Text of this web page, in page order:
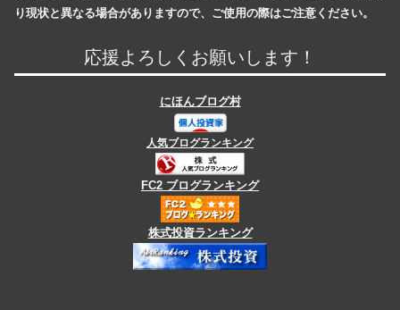
り現状と異なる場合がありますので、ご使用の際はご注意ください。
応援よろしくお願いします！
にほんブログ村
人気ブログランキング
FC2 ブログランキング
株式投資ランキング